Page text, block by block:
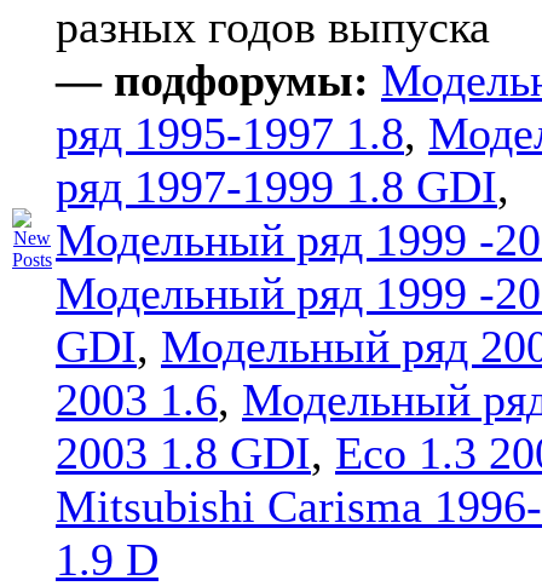
разных годов выпуска
— подфорумы:
ряд 1995-1997 1.8,
ряд 1997-1999 1.8 GDI,
Модельный ряд 1999 -
Модельный ряд 1999 -
GDI, Модельный ряд
2003 1.6, Модельный
2003 1.8 GDI, Eco 1.3
Mitsubishi Carisma
1.9 D